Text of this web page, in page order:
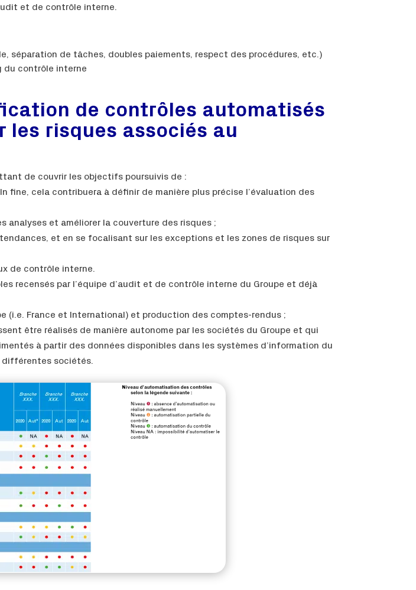
et de contrôle interne.
séparation de tâches, doubles paiements, respect des procédures, etc.)
du contrôle interne
de contrôles automatisés
risques associés au
de couvrir les objectifs poursuivis de :
fine, cela contribuera à définir de manière plus précise l’évaluation des
et améliorer la couverture des risques ;
et en se focalisant sur les exceptions et les zones de risques sur
de contrôle interne.
recensés par l’équipe d’audit et de contrôle interne du Groupe et déjà
(i.e. France et International) et production des comptes-rendus ;
être réalisés de manière autonome par les sociétés du Groupe et qui
à partir des données disponibles dans les systèmes d’information du
différentes sociétés.